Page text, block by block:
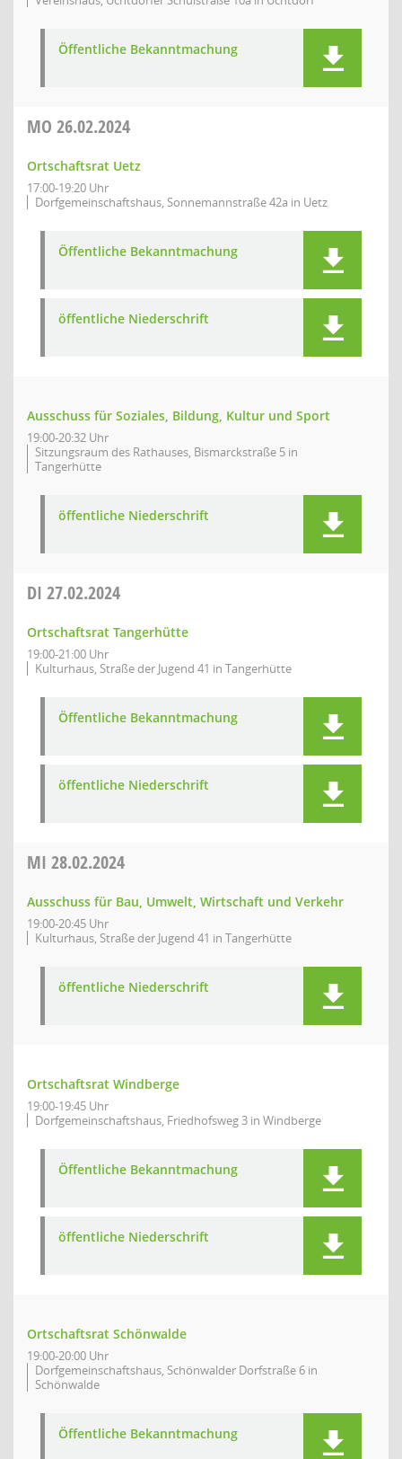
Öffentliche Bekanntmachung
MO 26.02.2024
Ortschaftsrat Uetz
17:00-19:20 Uhr
Dorfgemeinschaftshaus, Sonnemannstraße 42a in Uetz
Öffentliche Bekanntmachung
öffentliche Niederschrift
Ausschuss für Soziales, Bildung, Kultur und Sport
19:00-20:32 Uhr
Sitzungsraum des Rathauses, Bismarckstraße 5 in
Tangerhütte
öffentliche Niederschrift
DI 27.02.2024
Ortschaftsrat Tangerhütte
19:00-21:00 Uhr
Kulturhaus, Straße der Jugend 41 in Tangerhütte
Öffentliche Bekanntmachung
öffentliche Niederschrift
MI 28.02.2024
Ausschuss für Bau, Umwelt, Wirtschaft und Verkehr
19:00-20:45 Uhr
Kulturhaus, Straße der Jugend 41 in Tangerhütte
öffentliche Niederschrift
Ortschaftsrat Windberge
19:00-19:45 Uhr
Dorfgemeinschaftshaus, Friedhofsweg 3 in Windberge
Öffentliche Bekanntmachung
öffentliche Niederschrift
Ortschaftsrat Schönwalde
19:00-20:00 Uhr
Dorfgemeinschaftshaus, Schönwalder Dorfstraße 6 in
Schönwalde
Öffentliche Bekanntmachung